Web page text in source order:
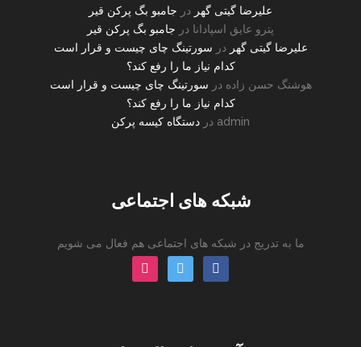
علیرضا گیتی گهر در جامبو بگ پرکن قیر
پترو عایق اسپادانا در جامبو بگ پرکن قیر
علیرضا گیتی گهر در سورتینگ چای چیست و قرار است
کدام نیاز ما را رفع کند؟
هوشنگ حسن زاده در سورتینگ چای چیست و قرار است
کدام نیاز ما را رفع کند؟
admin در دستگاه کیسه پرکن
شبکه های اجتماعی
ما به تدریج در شبکه های اجتماعی هم فعال می شویم
facebook
twitter
instagram